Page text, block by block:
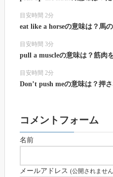
目安時間 2分
eat like a horseの意味は？馬
目安時間 3分
pull a muscleの意味は？筋肉
目安時間 2分
Don’t push meの意味は？押
コメントフォーム
名前
メールアドレス (公開されませ